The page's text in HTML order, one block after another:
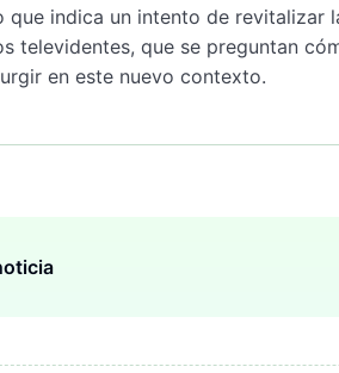
que indica un intento de revitalizar
televidentes, que se preguntan
en este nuevo contexto.